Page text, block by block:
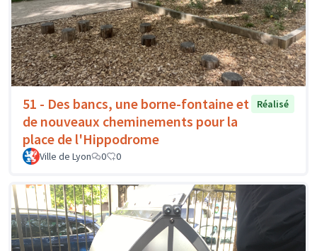
51 - Des bancs, une borne-fontaine et
de nouveaux cheminements pour la
place de l'Hippodrome
Réalisé
Ville de Lyon 0 0